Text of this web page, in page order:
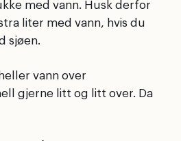
med vann. Husk derfor
liter med vann, hvis du
sjøen.
vann over
gjerne litt og litt over. Da